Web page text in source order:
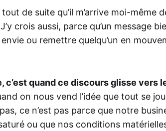
de suite qu’il m’arrive moi-même
crois aussi, parce qu’un message
ou remettre quelqu’un en
c’est quand ce discours glisse vers
on nous vend l’idée que tout se
ce n’est pas parce que notre
ou que nos conditions